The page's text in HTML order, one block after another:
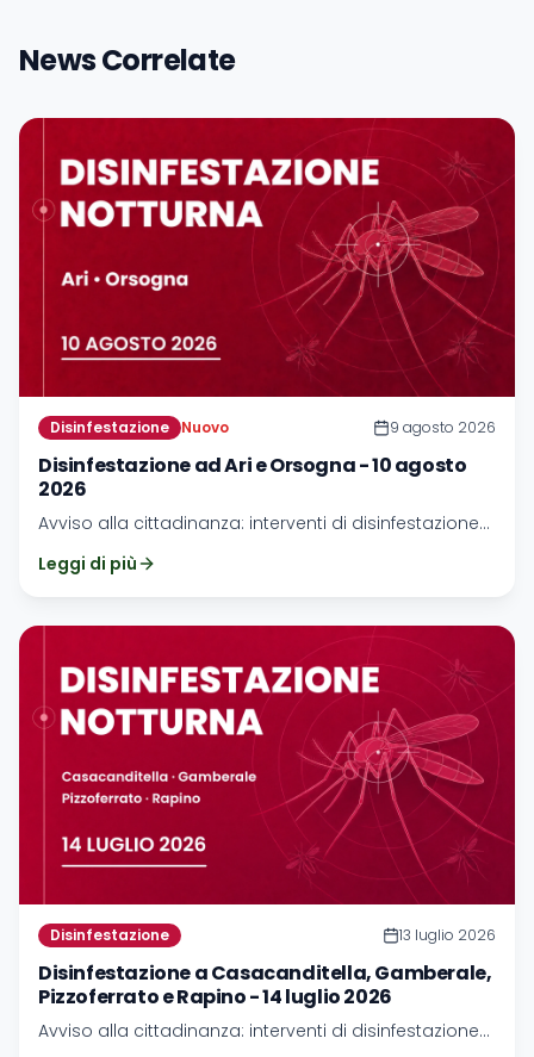
News Correlate
Disinfestazione Nuovo 9 agosto 2026
Disinfestazione ad Ari e Orsogna - 10 agosto
2026
Avviso alla cittadinanza: interventi di disinfestazione
Leggi di più
Disinfestazione 13 luglio 2026
Disinfestazione a Casacanditella, Gamberale,
Pizzoferrato e Rapino - 14 luglio 2026
Avviso alla cittadinanza: interventi di disinfestazione